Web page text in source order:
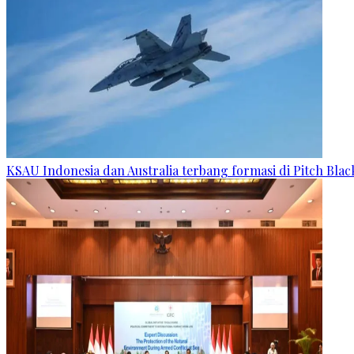
KSAU Indonesia dan Australia terbang formasi di Pitch